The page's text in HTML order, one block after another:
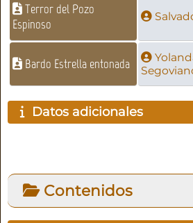
Terror del Pozo
Espinoso
Bardo Estrella entonada
Datos adicionales
Contenidos